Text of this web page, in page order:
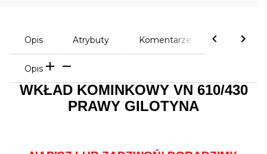
Opis Atrybuty Komentarze
Opis
WKŁAD KOMINKOWY VN 610/430
PRAWY GILOTYNA